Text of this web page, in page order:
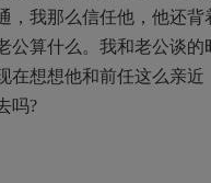
，我那么信任他，他还
公算什么。我和老公谈
在想想他和前任这么亲
吗?